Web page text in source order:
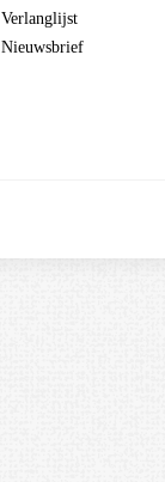
Verlanglijst
Nieuwsbrief